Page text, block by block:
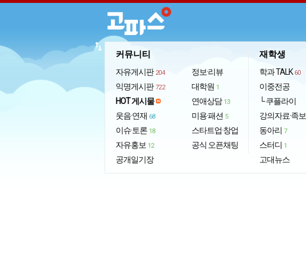
커뮤니티
자유게시판 204
익명게시판 722
HOT 게시물
웃음·연재 68
이슈·토론 18
자유홍보 12
공개일기장
정보·리뷰
대학원 1
연애상담 13
미용·패션 5
스타트업·창업
공식 오픈채팅
재학생
학과 TALK 60
이중전공
└ 쿠플라이
강의자료·족보
동아리 7
스터디 1
고대뉴스
import_export